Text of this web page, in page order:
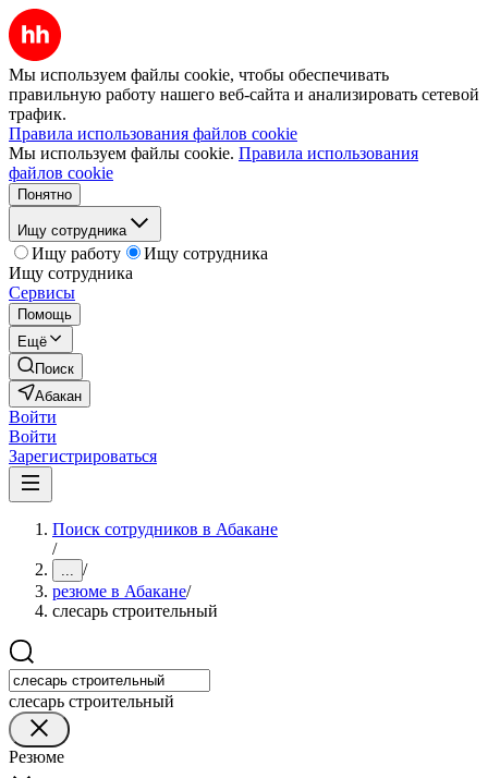
Мы используем файлы cookie, чтобы обеспечивать
правильную работу нашего веб-сайта и анализировать сетевой
трафик.
Правила использования файлов cookie
Мы используем файлы cookie. Правила использования
файлов cookie
Понятно
Ищу сотрудника
Ищу работу
Ищу сотрудника
Ищу сотрудника
Сервисы
Помощь
Ещё
Поиск
Абакан
Войти
Войти
Зарегистрироваться
Поиск сотрудников в Абакане
/
... /
резюме в Абакане/
слесарь строительный
слесарь строительный
Резюме